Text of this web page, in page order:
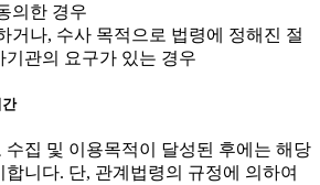
의한 경우
거나, 수사 목적으로 법령에 정해진 절
관의 요구가 있는 경우
수집 및 이용목적이 달성된 후에는 해당
니다. 단, 관계법령의 규정에 의하여